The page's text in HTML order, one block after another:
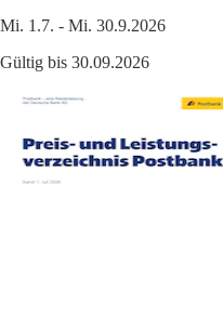
Mi. 1.7. - Mi. 30.9.2026
Gültig bis 30.09.2026